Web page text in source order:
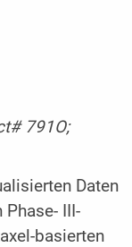
791O;
Daten
III-
basierten